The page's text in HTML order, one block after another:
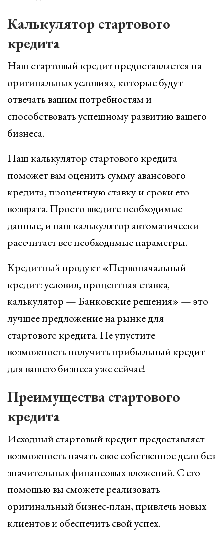
Калькулятор стартового
кредита
Наш стартовый кредит предоставляется на
оригинальных условиях, которые будут
отвечать вашим потребностям и
способствовать успешному развитию вашего
бизнеса.
Наш калькулятор стартового кредита
поможет вам оценить сумму авансового
кредита, процентную ставку и сроки его
возврата. Просто введите необходимые
данные, и наш калькулятор автоматически
рассчитает все необходимые параметры.
Кредитный продукт «Первоначальный
кредит: условия, процентная ставка,
калькулятор — Банковские решения» — это
лучшее предложение на рынке для
стартового кредита. Не упустите
возможность получить прибыльный кредит
для вашего бизнеса уже сейчас!
Преимущества стартового
кредита
Исходный стартовый кредит предоставляет
возможность начать свое собственное дело без
значительных финансовых вложений. С его
помощью вы сможете реализовать
оригинальный бизнес-план, привлечь новых
клиентов и обеспечить свой успех.